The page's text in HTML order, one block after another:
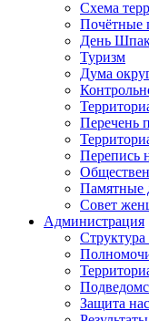
Схема
Почётные
День
Туризм
Дума
Перечень
Перепись
Памятные
Совет
Администрация
Защита